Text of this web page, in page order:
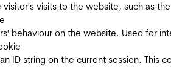
visits to the website, such as
behaviour on the website. Used for
ID string on the current session. This